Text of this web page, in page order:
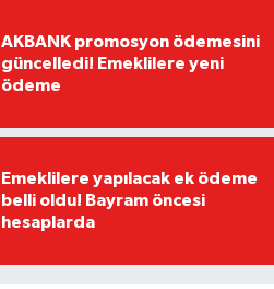
AKBANK promosyon ödemesini
güncelledi! Emeklilere yeni
ödeme
Emeklilere yapılacak ek ödeme
belli oldu! Bayram öncesi
hesaplarda